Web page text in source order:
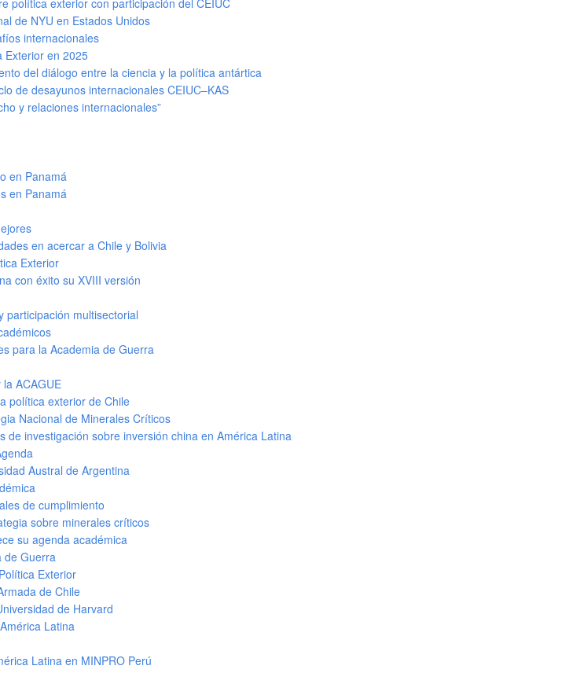
política exterior con participación del CEIUC
de NYU en Estados Unidos
internacionales
Exterior en 2025
del diálogo entre la ciencia y la política antártica
de desayunos internacionales CEIUC–KAS
y relaciones internacionales”
en Panamá
en Panamá
en acercar a Chile y Bolivia
Exterior
con éxito su XVIII versión
participación multisectorial
para la Academia de Guerra
ACAGUE
política exterior de Chile
Nacional de Minerales Críticos
investigación sobre inversión china en América Latina
Austral de Argentina
de cumplimiento
sobre minerales críticos
su agenda académica
de Guerra
Exterior
de Chile
de Harvard
Latina
Latina en MINPRO Perú